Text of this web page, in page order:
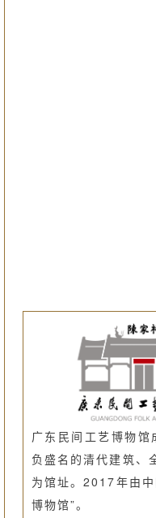
广东民间工艺博物
负盛名的清代建筑、
为馆址。2017年由
博物馆”。